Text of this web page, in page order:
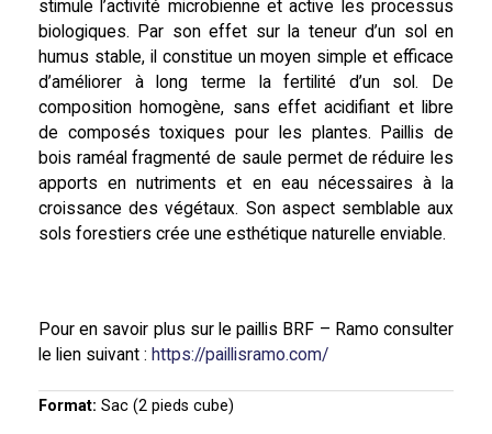
stimule l’activité microbienne et active les processus
biologiques. Par son effet sur la teneur d’un sol en
humus stable, il constitue un moyen simple et efficace
d’améliorer à long terme la fertilité d’un sol. De
composition homogène, sans effet acidifiant et libre
de composés toxiques pour les plantes. Paillis de
bois raméal fragmenté de saule permet de réduire les
apports en nutriments et en eau nécessaires à la
croissance des végétaux. Son aspect semblable aux
sols forestiers crée une esthétique naturelle enviable.
Pour en savoir plus sur le paillis BRF – Ramo consulter
le lien suivant : https://paillisramo.com/
Format: Sac (2 pieds cube)